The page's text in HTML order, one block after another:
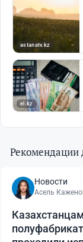
Рекомендации
Новости
Асель